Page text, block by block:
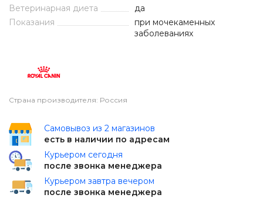
Ветеринарная диета
да
Показания
при мочекаменных
заболеваниях
Страна производителя: Россия
Самовывоз из 2 магазинов
есть в наличии по адресам
Курьером сегодня
после звонка менеджера
Курьером завтра вечером
после звонка менеджера